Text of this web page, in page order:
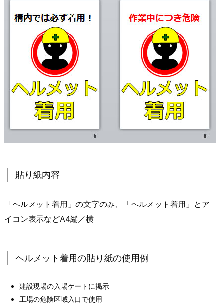
貼り紙内容
「ヘルメット着用」の文字のみ、「ヘルメット着用」とア
イコン表示などA4縦／横
ヘルメット着用の貼り紙の使用例
建設現場の入場ゲートに掲示
工場の危険区域入口で使用